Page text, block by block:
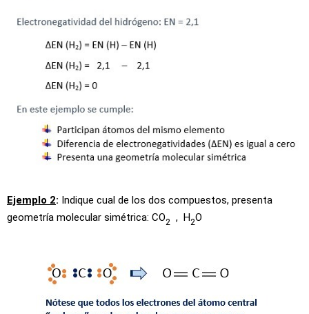
Ejemplo 2: Indique cual de los dos compuestos, presenta
geometría molecular simétrica: CO2 , H 2O